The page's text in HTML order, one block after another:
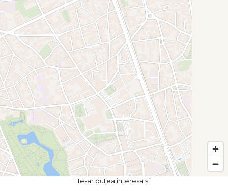
Te-ar putea interesa și: